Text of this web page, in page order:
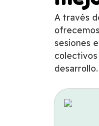
A través
sesiones
colectivos
desarrollo.